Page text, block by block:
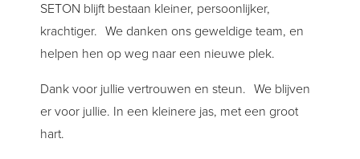
Tip 4: Het
trimmen van
de baard
SETON blijft bestaan kleiner, persoonlijker,
krachtiger. We danken ons geweldige team, en
helpen hen op weg naar een nieuwe plek.
Dank voor jullie vertrouwen en steun. We blijven
er voor jullie. In een kleinere jas, met een groot
hart.